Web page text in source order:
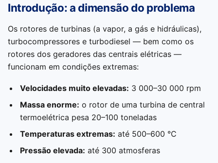
Introdução: a dimensão do problema
Os rotores de turbinas (a vapor, a gás e hidráulicas),
turbocompressores e turbodiesel — bem como os
rotores dos geradores das centrais elétricas —
funcionam em condições extremas:
Velocidades muito elevadas: 3 000–30 000 rpm
Massa enorme: o rotor de uma turbina de central
termoelétrica pesa 20–100 toneladas
Temperaturas extremas: até 500–600 °C
Pressão elevada: até 300 atmosferas